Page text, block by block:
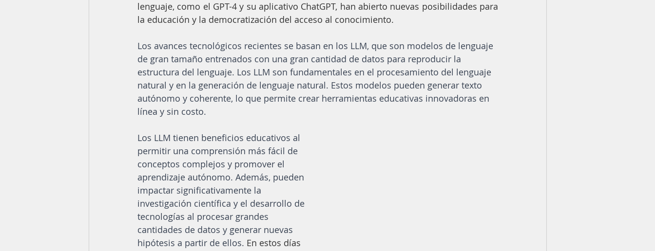
lenguaje, como el GPT-4 y su aplicativo ChatGPT, han abierto nuevas posibilidades para
la educación y la democratización del acceso al conocimiento.
Los avances tecnológicos recientes se basan en los LLM, que son modelos de lenguaje
de gran tamaño entrenados con una gran cantidad de datos para reproducir la
estructura del lenguaje. Los LLM son fundamentales en el procesamiento del lenguaje
natural y en la generación de lenguaje natural. Estos modelos pueden generar texto
autónomo y coherente, lo que permite crear herramientas educativas innovadoras en
línea y sin costo.
Los LLM tienen beneficios educativos al
permitir una comprensión más fácil de
conceptos complejos y promover el
aprendizaje autónomo. Además, pueden
impactar significativamente la
investigación científica y el desarrollo de
tecnologías al procesar grandes
cantidades de datos y generar nuevas
hipótesis a partir de ellos. En estos días